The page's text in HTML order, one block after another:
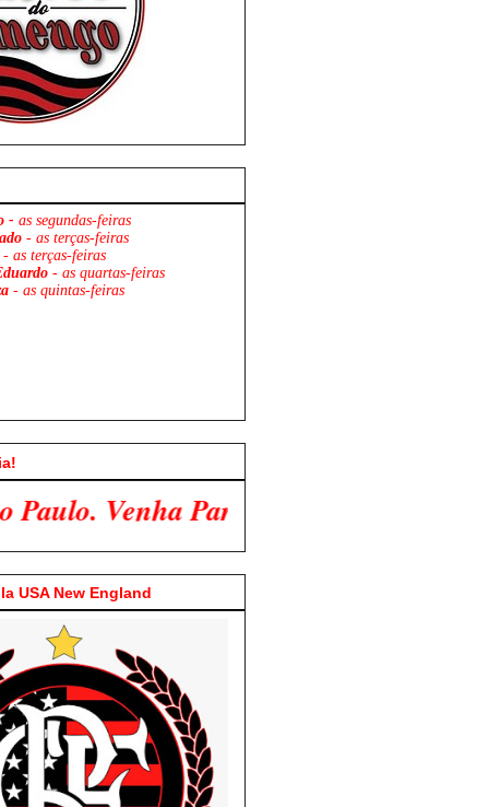
- as segundas-feiras
- as terças-feiras
- as terças-feiras
- as quartas-feiras
- as quintas-feiras
Conosco!
USA New England